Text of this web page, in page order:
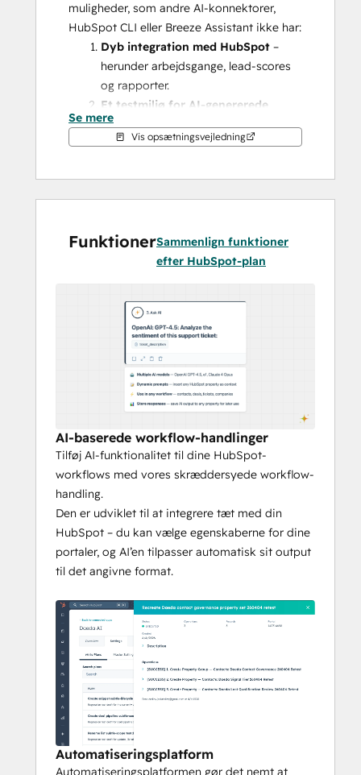
muligheder, som andre AI-konnektorer,
HubSpot CLI eller Breeze Assistant ikke har:
Dyb integration med HubSpot –
herunder arbejdsgange, lead-scores
og rapporter.
Et testmiljø for AI-genererede
ændringer – din LLM rører aldrig ved
HubSpot, men kan kun foreslå
gennemgås af dig og udføres af
Daeda AI-platformen.
det, du ønsker, til Daeda AI (og
dermed din LLM), lige fra fulde
tilladelsesmodellen er den mest
avancerede på markedet.
Med disse muligheder kan du trygt stille
spørgsmål, gennemføre omfattende
ændringer og endda automatisere ved
hjælp af AI – trygt i vissheden om, at din
læse oplysninger uden for
tilladelsessystemet og ændre HubSpot
direkte uden menneskelig godkendelse.
Se mere
Vis opsætningsvejledning
FunktionerSammenlign funktioner
efter HubSpot-plan
AI-baserede workflow-handlinger
Tilføj AI-funktionalitet til dine HubSpot-
workflows med vores skræddersyede workflow-
handling.
Den er udviklet til at integrere tæt med din
HubSpot – du kan vælge egenskaberne for dine
portaler, og AI’en tilpasser automatisk sit output
til det angivne format.
Automatiseringsplatform
Automatiseringsplatformen gør det nemt at